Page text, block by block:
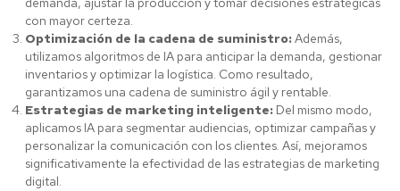
con mayor certeza.
Optimización de la cadena de suministro:Además,
utilizamos algoritmos de IA para anticipar la demanda, gestionar
inventarios y optimizar la logística. Como resultado,
garantizamos una cadena de suministro ágil y rentable.
Estrategias de marketing inteligente: Del mismo modo,
aplicamos IA para segmentar audiencias, optimizar campañas y
personalizar la comunicación con los clientes. Así, mejoramos
significativamente la efectividad de las estrategias de marketing
digital.